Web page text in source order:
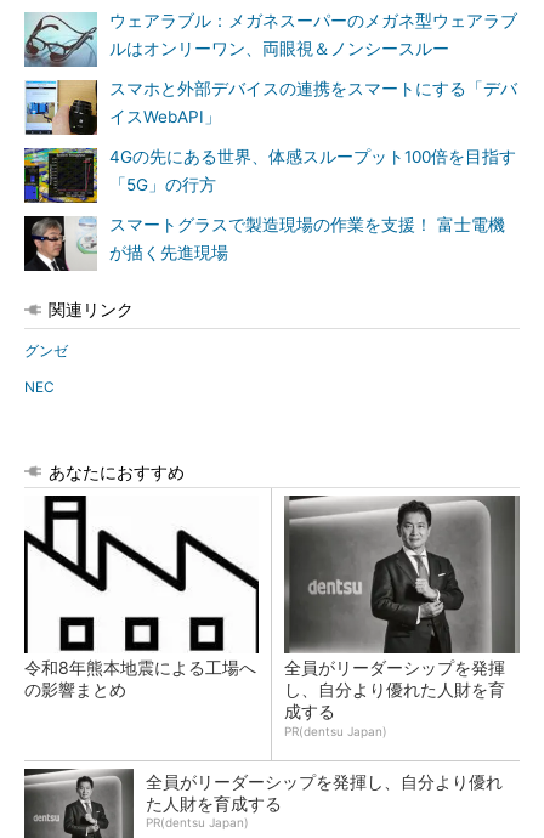
ウェアラブル：メガネスーパーのメガネ型ウェアラブ
ルはオンリーワン、両眼視＆ノンシースルー
スマホと外部デバイスの連携をスマートにする「デバ
イスWebAPI」
4Gの先にある世界、体感スループット100倍を目指す
「5G」の行方
スマートグラスで製造現場の作業を支援！ 富士電機
が描く先進現場
関連リンク
グンゼ
NEC
あなたにおすすめ
令和8年熊本地震による工場へ
の影響まとめ
全員がリーダーシップを発揮
し、自分より優れた人財を育
成する
PR(dentsu Japan)
全員がリーダーシップを発揮し、自分より優れ
た人財を育成する
PR(dentsu Japan)